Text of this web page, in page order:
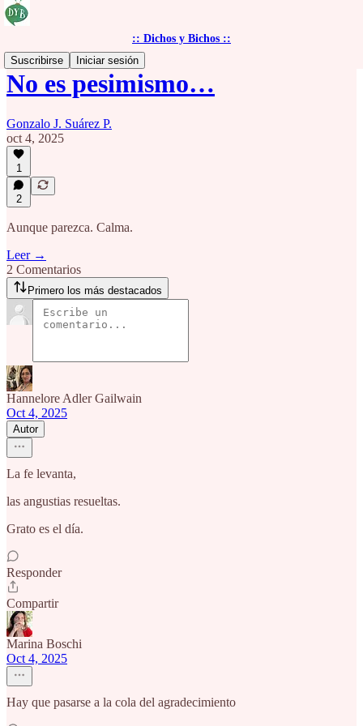
:: Dichos y Bichos ::
Suscribirse
Iniciar sesión
No es pesimismo…
Gonzalo J. Suárez P.
oct 4, 2025
1
2
Aunque parezca. Calma.
Leer →
2 Comentarios
Primero los más destacados
Hannelore Adler Gailwain
Oct 4, 2025
Autor
La fe levanta,
las angustias resueltas.
Grato es el día.
Responder
Compartir
Marina Boschi
Oct 4, 2025
Hay que pasarse a la cola del agradecimiento